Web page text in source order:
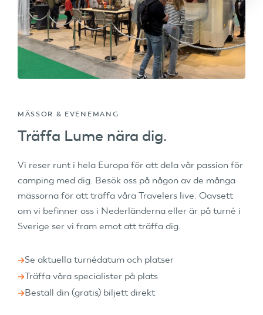
MÄSSOR & EVENEMANG
Träffa Lume nära dig.
Vi reser runt i hela Europa för att dela vår passion för
camping med dig. Besök oss på någon av de många
mässorna för att träffa våra Travelers live. Oavsett
om vi befinner oss i Nederländerna eller är på turné i
Sverige ser vi fram emot att träffa dig.
Se aktuella turnédatum och platser
Träffa våra specialister på plats
Beställ din (gratis) biljett direkt